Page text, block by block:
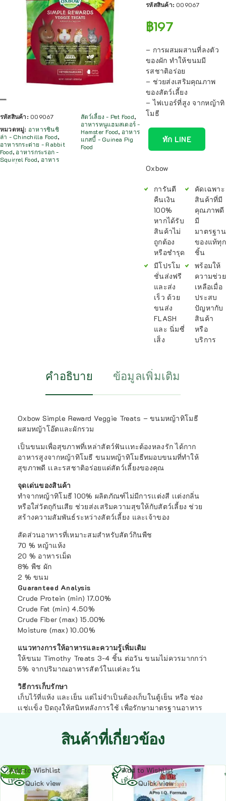
รหัสสินค้า: 009067
หมวดหมู่: อาหารชินชิ
ล่า - Chinchilla Food,
อาหารกระต่าย - Rabbit
Food, อาหารกระรอก -
Squirrel Food, อาหาร
สัตว์เลี้ยง - Pet Food,
อาหารหนูแฮมสเตอร์ -
Hamster Food, อาหาร
แกสบี้ - Guinea Pig
Food
รหัสสินค้า: 009067
฿197
– การผสมผสานที่ลงตัว
ของผัก ทำให้ขนมมี
รสชาติอร่อย
– ช่วยส่งเสริมคุณภาพ
ของสัตว์เลี้ยง
– ไฟเบอร์ที่สูง จากหญ้าทิ
โมธี
ทัก LINE
Oxbow
การันตี
คืนเงิน
100%
หากได้รับ
สินค้าไม่
ถูกต้อง
หรือชำรุด
มีโปรโม
ชั่นส่งฟรี
และส่ง
เร็ว ด้วย
ขนส่ง
FLASH
และ นิ่มซี่
เส็ง
คัดเฉพาะ
สินค้าที่มี
คุณภาพดี
มี
มาตรฐาน
ของแท้ทุก
ชิ้น
พร้อมให้
ความช่วย
เหลือเมื่อ
ประสบ
ปัญหากับ
สินค้า
หรือ
บริการ
คำอธิบาย ข้อมูลเพิ่มเติม
Oxbow Simple Reward Veggie Treats – ขนมหญ้าทิโมธี
ผสมหญ้าโอ๊ตและผักรวม
เป็นขนมเพื่อสุขภาพที่เหล่าสัตว์ฟันเเทะต้องหลงรัก ได้กาก
อาหารสูงจากหญ้าทิโมธี ขนมหญ้าทิโมธีทมอบขนมที่ทำให้
สุขภาพดี เเละรสชาติอร่อยแด่สัตว์เลี้ยงของคุณ
จุดเด่นของสินค้า
ทำจากหญ้าทิโมธี 100% ผลิตภัณฑ์ไม่มีการเเต่งสี เเต่งกลิ่น
หรือใส่วัตถุกันเสีย ช่วยส่งเสริมความสุขให้กับสัตว์เลี้ยง ช่วย
สร้างความสัมพันธ์ระหว่างสัตว์เลี้ยง และเจ้าของ
สัดส่วนอาหารที่เหมาะสมสำหรับสัตว์กินพืช
70 % หญ้าแห้ง
20 % อาหารเม็ด
8% พืช ผัก
2 % ขนม
Guaranteed Analysis
Crude Protein (min) 17.00%
Crude Fat (min) 4.50%
Crude Fiber (max) 15.00%
Moisture (max) 10.00%
แนวทางการให้อาหารและความรู้เพิ่มเติม
ให้ขนม Timothy Treats 3-4 ชิ้น ต่อวัน ขนมไม่ควรมากกว่า
5% จากปริมาณอาหารสัตว์ในเเต่ละวัน
วิธีการเก็บรักษา
เก็บไว้ที่แห้ง และเย็น แต่ไม่จำเป็นต้องเก็บในตู้เย็น หรือ ช่อง
เเช่เเข็ง ปิดถุงให้สนิทหลังการใช้ เพื่อรักษามาตรฐานอาหาร
สินค้าที่เกี่ยวข้อง
SALE
Add to Wishlist
Quick view
อ่าน
เพิ่ม
Add to Wishlist
Quick view
อ่าน
เพิ่ม